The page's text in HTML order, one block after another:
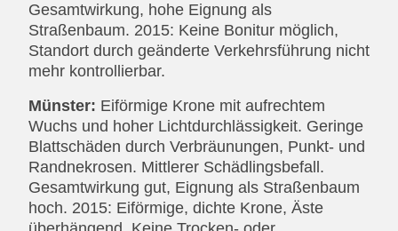
Gesamtwirkung, hohe Eignung als
Straßenbaum. 2015: Keine Bonitur möglich,
Standort durch geänderte Verkehrsführung nicht
mehr kontrollierbar.
Münster: Eiförmige Krone mit aufrechtem
Wuchs und hoher Lichtdurchlässigkeit. Geringe
Blattschäden durch Verbräunungen, Punkt- und
Randnekrosen. Mittlerer Schädlingsbefall.
Gesamtwirkung gut, Eignung als Straßenbaum
hoch. 2015: Eiförmige, dichte Krone, Äste